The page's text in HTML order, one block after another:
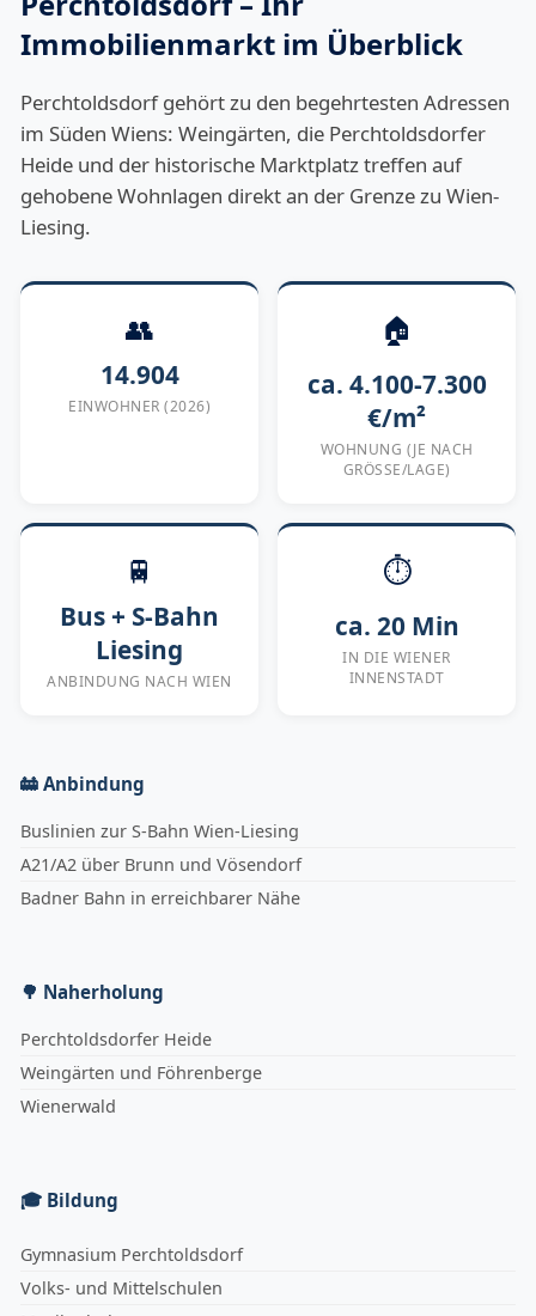
Immobilienmarkt im Überblick
Perchtoldsdorf gehört zu den begehrtesten Adressen
im Süden Wiens: Weingärten, die Perchtoldsdorfer
Heide und der historische Marktplatz treffen auf
gehobene Wohnlagen direkt an der Grenze zu Wien-
Liesing.
👥
14.904
EINWOHNER (2026)
🏠
ca. 4.100-7.300
€/m²
WOHNUNG (JE NACH
GRÖSSE/LAGE)
🚆
Bus + S-Bahn
Liesing
ANBINDUNG NACH WIEN
⏱
ca. 20 Min
IN DIE WIENER
INNENSTADT
🚋 Anbindung
Buslinien zur S-Bahn Wien-Liesing
A21/A2 über Brunn und Vösendorf
Badner Bahn in erreichbarer Nähe
🌳 Naherholung
Perchtoldsdorfer Heide
Weingärten und Föhrenberge
Wienerwald
🎓 Bildung
Gymnasium Perchtoldsdorf
Volks- und Mittelschulen